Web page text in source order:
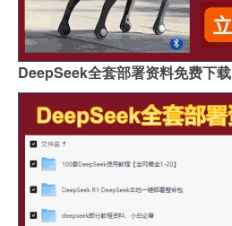
DeepSeek全套部署资料免费下载